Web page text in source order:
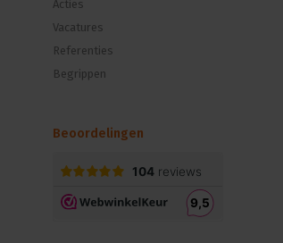
Acties
Vacatures
Referenties
Begrippen
Beoordelingen